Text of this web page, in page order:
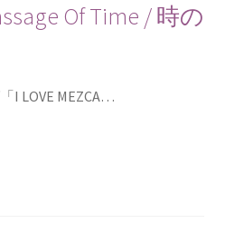
Of Time / 時の
I LOVE MEZCA…